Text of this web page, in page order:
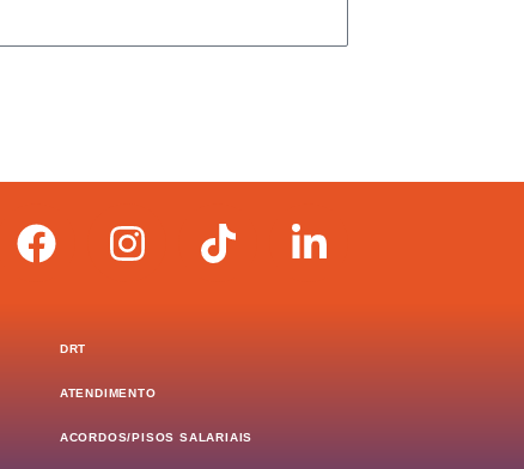
DRT
ATENDIMENTO
ACORDOS/PISOS SALARIAIS